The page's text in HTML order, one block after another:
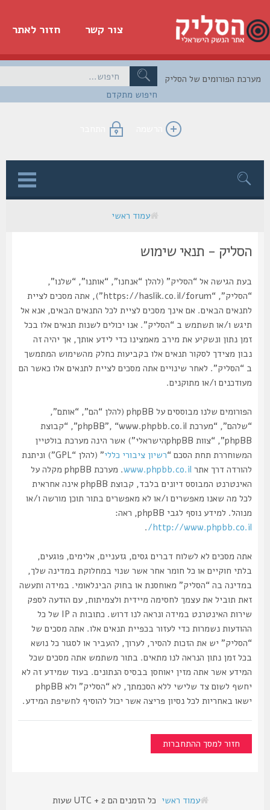
חזור לאתר צור קשר
חיפוש מתקדם
הפורומים של הסליק
הרשמה התחבר
עמוד ראשי
הסליק - תנאי שימוש
בעת הגישה אל “הסליק” (להלן “אנחנו”, “אותנו”, “שלנו”,
“הסליק”, “https://haslik.co.il/forum”), אתה מסכים לציית
לתנאים הבאים. אם אינך מסכים לציית לכל התנאים הבאים, אנא אל
תיגש ו/או תשתמש ב “הסליק”. אנו יכולים לשנות תנאים אלו בכל
זמן נתון ונשקיע את מירב מאמצינו כדי לידע אותך, אך יהיה זה
נבון מצידך לסקור תנאים אלו בקביעות כחלק מהשימוש המתמשך
ב “הסליק”. לאחר שינויים אתה מסכים לציית לתנאים אלו כאשר הם
מעודכנים ו/או מתוקנים.
הפורומים שלנו מבוססים על phpBB (להלן “הם”, “אותם”,
“שלהם”, “מערכת phpBB”, “www.phpbb.co.il”, “קבוצת
phpBB”, “צוות phpBBהישראלי”) אשר הינה מערכת בולטיין
המשוחררת תחת הסכם “רשיון ציבורי כללי
” (להלן “GPL”) וניתנת
להורדה דרך אתר www.phpbb.co.il
. מערכת phpBB מקלה על
האינטרנט המבוסס דיונים בלבד, קבוצת phpBB אינה אחראית
לכל מה שאנו מאפשרים ו/או לא מאפשרים בתור תוכן מורשה ו/או
מנוהל. למידע נוסף לגבי phpBB, ראה:
http://www.phpbb.co.il/
.
אתה מסכים לא לשלוח דברים גסים, גזעניים, אלימים, פוגעים,
בלתי חוקיים או כל חומר אחר אשר שנוי במחלוקת במדינה שלך,
במדינה בה “הסליק” מאוחסנת או בחוק הבינלאומי. במידה ותעשה
זאת תוביל את עצמך לחסימה מיידית ולצמיתות, עם הודעה לספק
שירות האינטרנט במידה ונראה לנו דרוש. כתובות ה IP של כל
ההודעות נשמרות כדי לעזור בכפיית תנאים אלו. אתה מסכים של
“הסליק” יש את הזכות להסיר, לערוך, להעביר או לסגור כל נושא
בכל זמן נתון הנראה לנו מתאים. בתור משתמש אתה מסכים שכל
המידע אשר אתה מזין יאוחסן בבסיס הנתונים. בעוד שמידע זה לא
יחשף לשום צד שלישי ללא הסכמתך, לא “הסליק” ולא phpBB
ישאו באחריות לכל נסיון פריצה אשר יכול להוסיף לחשיפת המידע.
חזור למסך ההתחברות
עמוד ראשי כל הזמנים הם UTC + 2 שעות